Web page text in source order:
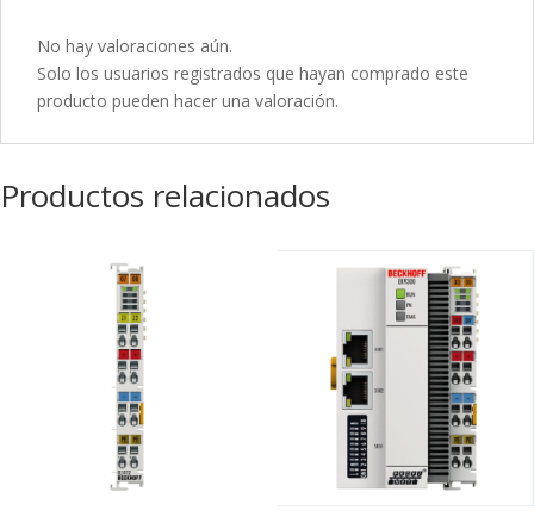
No hay valoraciones aún.
Solo los usuarios registrados que hayan comprado este
producto pueden hacer una valoración.
Productos relacionados